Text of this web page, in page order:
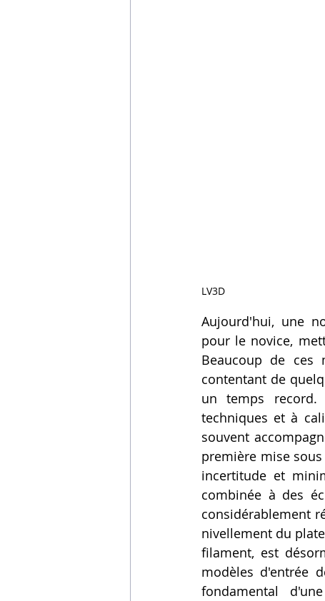
LV3D
Aujourd'hui, une
pour le novice,
Beaucoup de ces
contentant de
un temps record.
techniques et à
souvent
première mise
incertitude et
combinée à des
considérablement
nivellement du
filament, est
modèles d'entrée
fondamental